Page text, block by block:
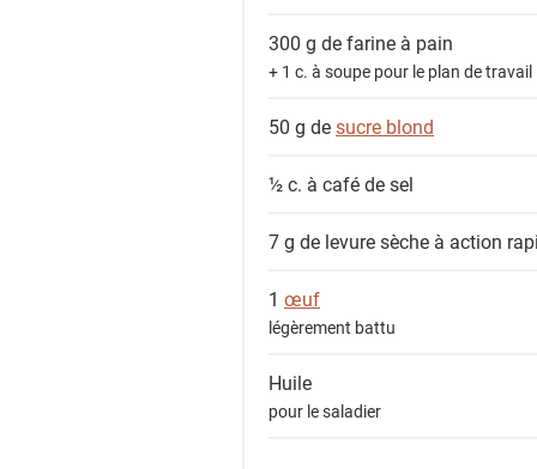
300 g defarine à pain
+ 1 c. à soupe pour le plan de travail
50 g desucre blond
½ c. à café desel
7 g de levure sèche à action
1 œuf
légèrement battu
Huile
pour le saladier